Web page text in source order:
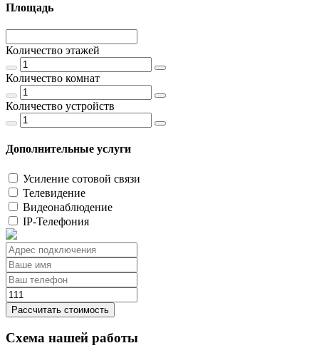
Площадь
Количество этажей
Количество комнат
Количество устройств
Дополнительные услуги
Усиление сотовой связи
Телевидение
Видеонаблюдение
IP-Телефония
Рассчитать стоимость
Схема нашей работы